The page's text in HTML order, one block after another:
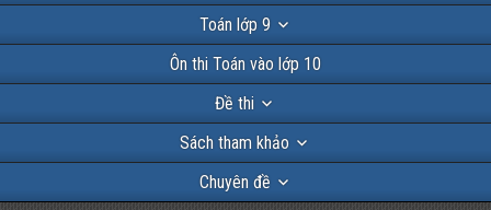
Toán lớp 9
Ôn thi Toán vào lớp 10
Đề thi
Sách tham khảo
Chuyên đề